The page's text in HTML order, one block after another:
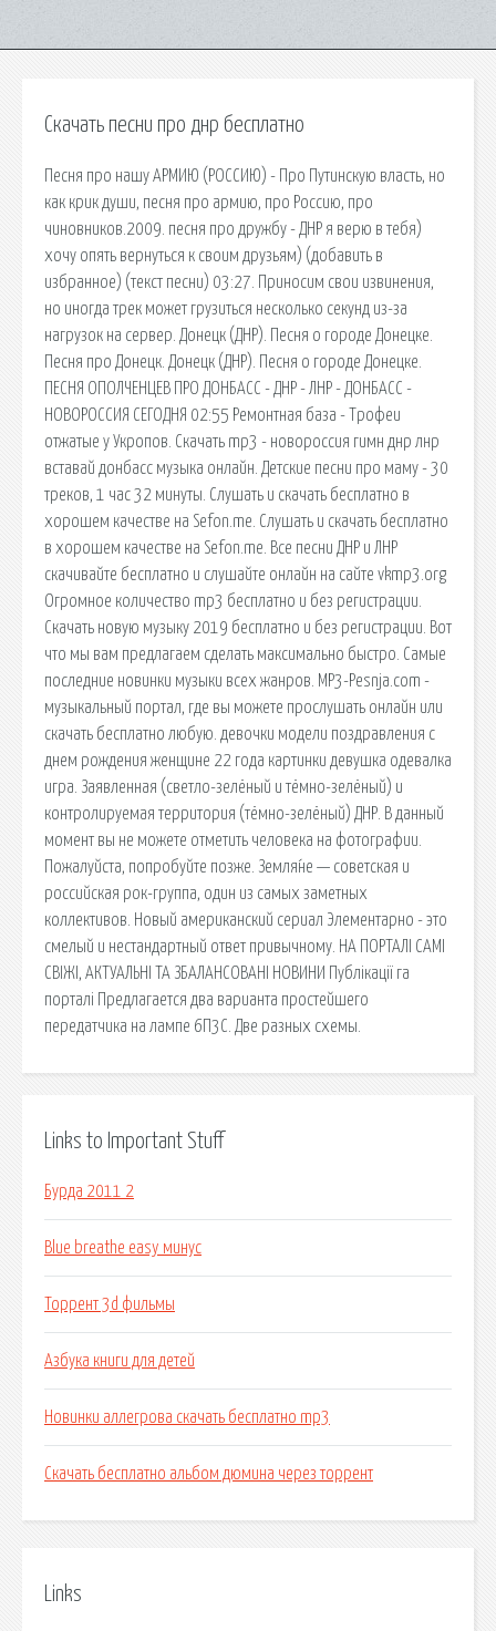
Скачать песни про днр бесплатно
Песня про нашу АРМИЮ (РОССИЮ) - Про Путинскую власть, но
как крик души, песня про армию, про Россию, про
чиновников.2009. песня про дружбу - ДНР я верю в тебя)
хочу опять вернуться к своим друзьям) (добавить в
избранное) (текст песни) 03:27. Приносим свои извинения,
но иногда трек может грузиться несколько секунд из-за
нагрузок на сервер. Донецк (ДНР). Песня о городе Донецке.
Песня про Донецк. Донецк (ДНР). Песня о городе Донецке.
ПЕСНЯ ОПОЛЧЕНЦЕВ ПРО ДОНБАСС - ДНР - ЛНР - ДОНБАСС -
НОВОРОССИЯ СЕГОДНЯ 02:55 Ремонтная база - Трофеи
отжатые у Укропов. Скачать mp3 - новороссия гимн днр лнр
вставай донбасс музыка онлайн. Детские песни про маму - 30
треков, 1 час 32 минуты. Слушать и скачать бесплатно в
хорошем качестве на Sefon.me. Слушать и скачать бесплатно
в хорошем качестве на Sefon.me. Все песни ДНР и ЛНР
скачивайте бесплатно и слушайте онлайн на сайте vkmp3.org
Огромное количество mp3 бесплатно и без регистрации.
Скачать новую музыку 2019 бесплатно и без регистрации. Вот
что мы вам предлагаем сделать максимально быстро. Самые
последние новинки музыки всех жанров. MP3-Pesnja.com -
музыкальный портал, где вы можете прослушать онлайн или
скачать бесплатно любую. девочки модели поздравления с
днем рождения женщине 22 года картинки девушка одевалка
игра. Заявленная (светло-зелёный и тёмно-зелёный) и
контролируемая территория (тёмно-зелёный) ДНР. В данный
момент вы не можете отметить человека на фотографии.
Пожалуйста, попробуйте позже. Земля́не — советская и
российская рок-группа, один из самых заметных
коллективов. Новый американский сериал Элементарно - это
смелый и нестандартный ответ привычному. НА ПОРТАЛІ САМІ
СВІЖІ, АКТУАЛЬНІ ТА ЗБАЛАНСОВАНІ НОВИНИ Публікації га
порталі Предлагается два варианта простейшего
передатчика на лампе 6П3С. Две разных схемы.
Links to Important Stuff
Бурда 2011 2
Blue breathe easy минус
Торрент 3d фильмы
Азбука книги для детей
Новинки аллегрова скачать бесплатно mp3
Скачать бесплатно альбом дюмина через торрент
Links